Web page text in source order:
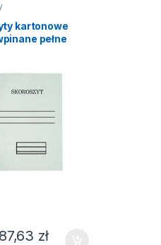
kartonowe
pełne
87,63 zł